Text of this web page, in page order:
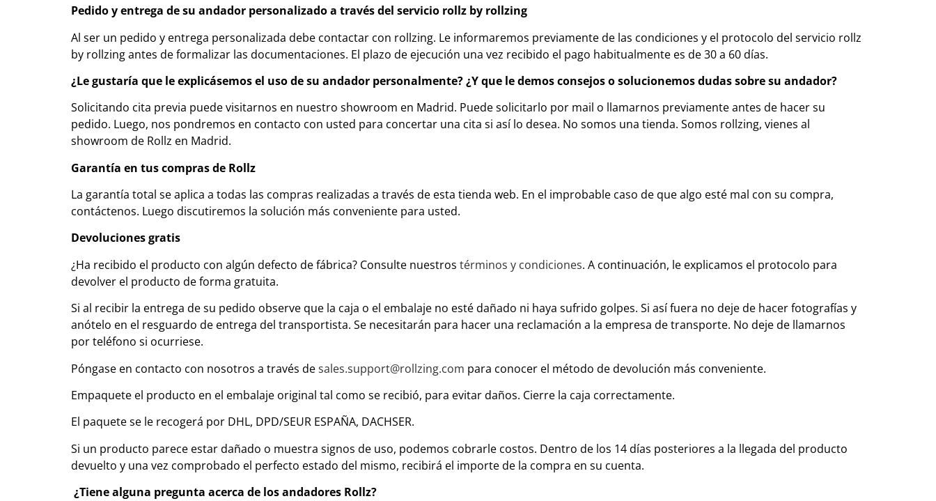
Pedido y entrega de su andador personalizado a través del servicio rollz by rollzing
Al ser un pedido y entrega personalizada debe contactar con rollzing. Le informaremos previamente de las condiciones y el protocolo del servicio rollz
by rollzing antes de formalizar las documentaciones. El plazo de ejecución una vez recibido el pago habitualmente es de 30 a 60 días.
¿Le gustaría que le explicásemos el uso de su andador personalmente? ¿Y que le demos consejos o solucionemos dudas sobre su andador?
Solicitando cita previa puede visitarnos en nuestro showroom en Madrid. Puede solicitarlo por mail o llamarnos previamente antes de hacer su
pedido. Luego, nos pondremos en contacto con usted para concertar una cita si así lo desea. No somos una tienda. Somos rollzing, vienes al
showroom de Rollz en Madrid.
Garantía en tus compras de Rollz
La garantía total se aplica a todas las compras realizadas a través de esta tienda web. En el improbable caso de que algo esté mal con su compra,
contáctenos. Luego discutiremos la solución más conveniente para usted.
Devoluciones gratis
¿Ha recibido el producto con algún defecto de fábrica? Consulte nuestros términos y condiciones. A continuación, le explicamos el protocolo para
devolver el producto de forma gratuita.
Si al recibir la entrega de su pedido observe que la caja o el embalaje no esté dañado ni haya sufrido golpes. Si así fuera no deje de hacer fotografías y
anótelo en el resguardo de entrega del transportista. Se necesitarán para hacer una reclamación a la empresa de transporte. No deje de llamarnos
por teléfono si ocurriese.
Póngase en contacto con nosotros a través desales.support@rollzing.com para conocer el método de devolución más conveniente.
Empaquete el producto en el embalaje original tal como se recibió, para evitar daños. Cierre la caja correctamente.
El paquete se le recogerá por DHL, DPD/SEUR ESPAÑA, DACHSER.
Si un producto parece estar dañado o muestra signos de uso, podemos cobrarle costos. Dentro de los 14 días posteriores a la llegada del producto
devuelto y una vez comprobado el perfecto estado del mismo, recibirá el importe de la compra en su cuenta.
¿Tiene alguna pregunta acerca de los andadores Rollz?